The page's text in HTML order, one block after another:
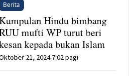
Berita
Hindu bimbang
mufti WP turut beri
kepada bukan Islam
21, 2024 7:02 pagi